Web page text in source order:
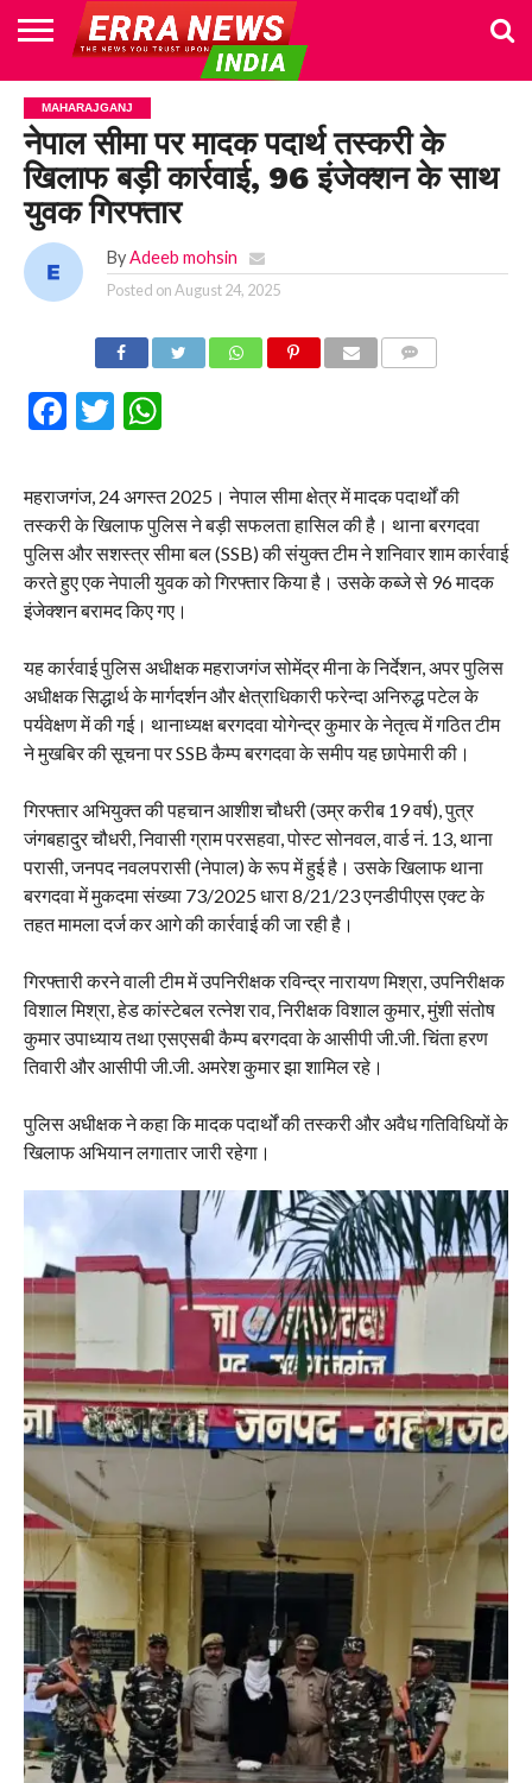
HOME
POLITICS
NEWS
BUSINESS
CULTURE
NATIONAL
SPORTS
LIFESTYLE
TRAVEL
OPINION
BREAKING
NEWS
ENTERTAINMENT
WORLD
CRIME
JOIN
US
MAHARAJGANJ
नेपाल सीमा पर मादक पदार्थ तस्करी के
खिलाफ बड़ी कार्रवाई, 96 इंजेक्शन के साथ
युवक गिरफ्तार
By Adeeb mohsin
Posted onAugust 24, 2025
Facebook
Twitter
WhatsApp
महराजगंज, 24 अगस्त 2025। नेपाल सीमा क्षेत्र में मादक पदार्थों की
तस्करी के खिलाफ पुलिस ने बड़ी सफलता हासिल की है। थाना बरगदवा
पुलिस और सशस्त्र सीमा बल (SSB) की संयुक्त टीम ने शनिवार शाम कार्रवाई
करते हुए एक नेपाली युवक को गिरफ्तार किया है। उसके कब्जे से 96 मादक
इंजेक्शन बरामद किए गए।
यह कार्रवाई पुलिस अधीक्षक महराजगंज सोमेंद्र मीना के निर्देशन, अपर पुलिस
अधीक्षक सिद्धार्थ के मार्गदर्शन और क्षेत्राधिकारी फरेन्दा अनिरुद्ध पटेल के
पर्यवेक्षण में की गई। थानाध्यक्ष बरगदवा योगेन्द्र कुमार के नेतृत्व में गठित टीम
ने मुखबिर की सूचना पर SSB कैम्प बरगदवा के समीप यह छापेमारी की।
गिरफ्तार अभियुक्त की पहचान आशीश चौधरी (उम्र करीब 19 वर्ष), पुत्र
जंगबहादुर चौधरी, निवासी ग्राम परसहवा, पोस्ट सोनवल, वार्ड नं. 13, थाना
परासी, जनपद नवलपरासी (नेपाल) के रूप में हुई है। उसके खिलाफ थाना
बरगदवा में मुकदमा संख्या 73/2025 धारा 8/21/23 एनडीपीएस एक्ट के
तहत मामला दर्ज कर आगे की कार्रवाई की जा रही है।
गिरफ्तारी करने वाली टीम में उपनिरीक्षक रविन्द्र नारायण मिश्रा, उपनिरीक्षक
विशाल मिश्रा, हेड कांस्टेबल रत्नेश राव, निरीक्षक विशाल कुमार, मुंशी संतोष
कुमार उपाध्याय तथा एसएसबी कैम्प बरगदवा के आसीपी जी.जी. चिंता हरण
तिवारी और आसीपी जी.जी. अमरेश कुमार झा शामिल रहे।
पुलिस अधीक्षक ने कहा कि मादक पदार्थों की तस्करी और अवैध गतिविधियों के
खिलाफ अभियान लगातार जारी रहेगा।